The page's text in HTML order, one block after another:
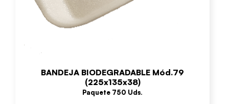
BANDEJA BIODEGRADABLE Mód.79
(225x135x38)
Paquete 750 Uds.